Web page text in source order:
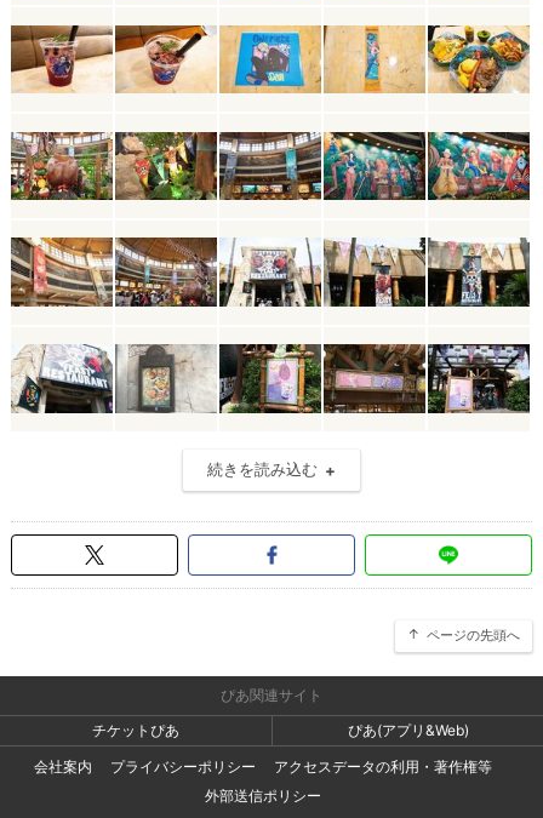
続きを読み込む
ページの先頭へ
ぴあ関連サイト
チケットぴあ
ぴあ(アプリ&Web)
会社案内
プライバシーポリシー
アクセスデータの利用・著作権等
外部送信ポリシー